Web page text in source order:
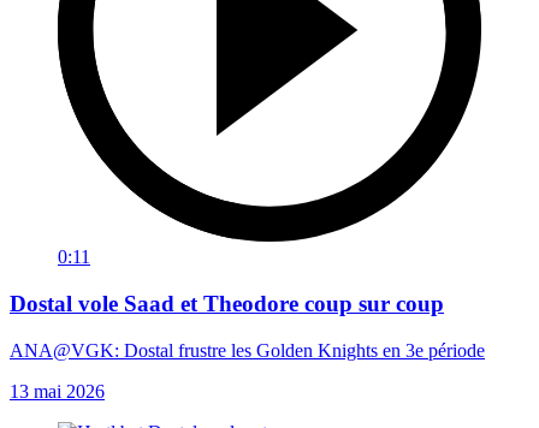
0:11
Dostal vole Saad et Theodore coup sur coup
ANA@VGK: Dostal frustre les Golden Knights en 3e période
13 mai 2026